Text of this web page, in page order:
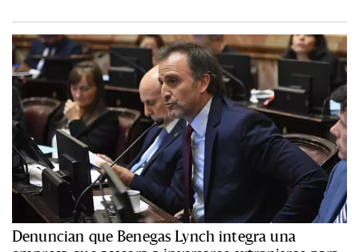
Denuncian que Benegas Lynch integra una